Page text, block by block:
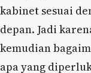
kabinet sesuai
depan. Jadi
kemudian
apa yang